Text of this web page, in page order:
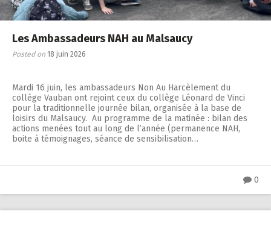
Les Ambassadeurs NAH au Malsaucy
Posted on 18 juin 2026
Mardi 16 juin, les ambassadeurs Non Au Harcèlement du
collège Vauban ont rejoint ceux du collège Léonard de Vinci
pour la traditionnelle journée bilan, organisée à la base de
loisirs du Malsaucy. Au programme de la matinée : bilan des
actions menées tout au long de l’année (permanence NAH,
boite à témoignages, séance de sensibilisation…
0